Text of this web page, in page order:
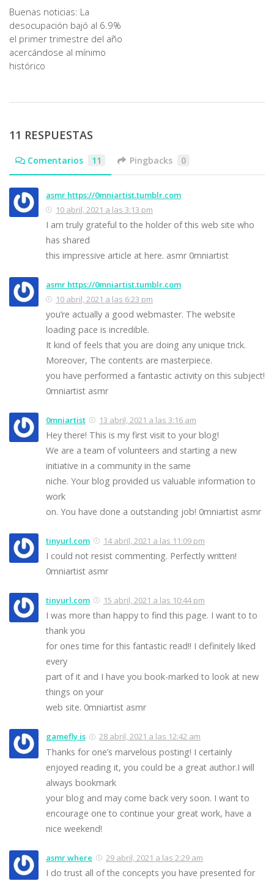
Buenas noticias: La
desocupación bajó al 6.9%
el primer trimestre del año
acercándose al mínimo
histórico
11 RESPUESTAS
Comentarios 11 Pingbacks 0
asmr https://0mniartist.tumblr.com
10 abril, 2021 a las 3:13 pm
I am truly grateful to the holder of this web site who
has shared
this impressive article at here. asmr 0mniartist
asmr https://0mniartist.tumblr.com
10 abril, 2021 a las 6:23 pm
you’re actually a good webmaster. The website
loading pace is incredible.
It kind of feels that you are doing any unique trick.
Moreover, The contents are masterpiece.
you have performed a fantastic activity on this subject!
0mniartist asmr
0mniartist 13 abril, 2021 a las 3:16 am
Hey there! This is my first visit to your blog!
We are a team of volunteers and starting a new
initiative in a community in the same
niche. Your blog provided us valuable information to
work
on. You have done a outstanding job! 0mniartist asmr
tinyurl.com 14 abril, 2021 a las 11:09 pm
I could not resist commenting. Perfectly written!
0mniartist asmr
tinyurl.com 15 abril, 2021 a las 10:44 pm
I was more than happy to find this page. I want to to
thank you
for ones time for this fantastic read!! I definitely liked
every
part of it and I have you book-marked to look at new
things on your
web site. 0mniartist asmr
gamefly is 28 abril, 2021 a las 12:42 am
Thanks for one’s marvelous posting! I certainly
enjoyed reading it, you could be a great author.I will
always bookmark
your blog and may come back very soon. I want to
encourage one to continue your great work, have a
nice weekend!
asmr where 29 abril, 2021 a las 2:29 am
I do trust all of the concepts you have presented for